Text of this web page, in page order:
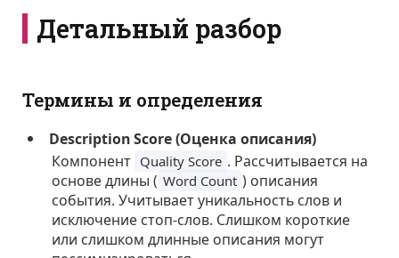
Детальный разбор
Термины и определения
Description Score (Оценка описания)
Компонент Quality Score . Рассчитывается на
основе длины ( Word Count ) описания
события. Учитывает уникальность слов и
исключение стоп-слов. Слишком короткие
или слишком длинные описания могут